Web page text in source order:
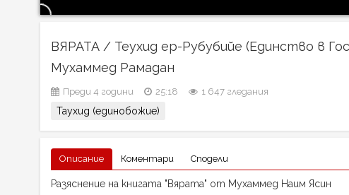
ВЯРАТА / Теухид ер-Рубубийе (Единство в
Мухаммед Рамадан
Преди 4 години 25:18 1 647 гледания
Таухид (единобожие)
Описание Коментари Сподели
Разяснение на книгата "Вярата" от Мухаммед Наим Ясин